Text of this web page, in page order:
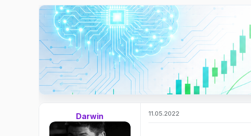
т
е
м
ы
а
ч
а
л
а
Darwin 11.05.2022